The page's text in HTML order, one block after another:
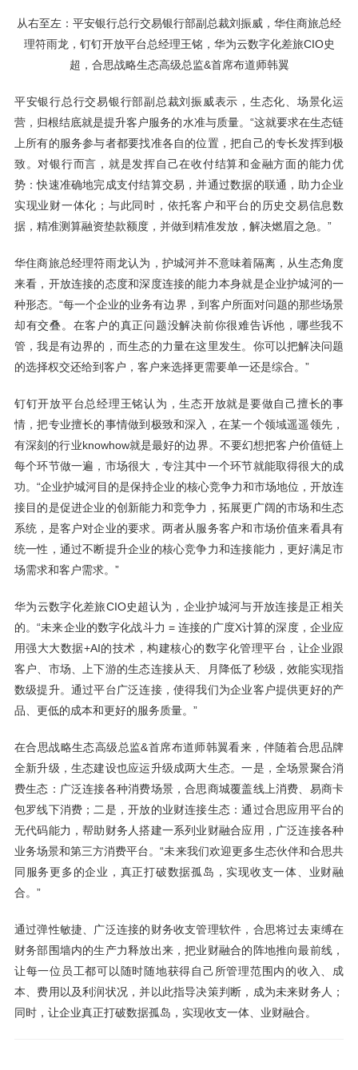
从右至左：平安银行总行交易银行部副总裁刘振威，华住商旅总经
理符雨龙，钉钉开放平台总经理王铭，华为云数字化差旅CIO史
超，合思战略生态高级总监&首席布道师韩翼
平安银行总行交易银行部副总裁刘振威表示，生态化、场景化运
营，归根结底就是提升客户服务的水准与质量。“这就要求在生态链
上所有的服务参与者都要找准各自的位置，把自己的专长发挥到极
致。对银行而言，就是发挥自己在收付结算和金融方面的能力优
势：快速准确地完成支付结算交易，并通过数据的联通，助力企业
实现业财一体化；与此同时，依托客户和平台的历史交易信息数
据，精准测算融资垫款额度，并做到精准发放，解决燃眉之急。”
华住商旅总经理符雨龙认为，护城河并不意味着隔离，从生态角度
来看，开放连接的态度和深度连接的能力本身就是企业护城河的一
种形态。“每一个企业的业务有边界，到客户所面对问题的那些场景
却有交叠。在客户的真正问题没解决前你很难告诉他，哪些我不
管，我是有边界的，而生态的力量在这里发生。你可以把解决问题
的选择权交还给到客户，客户来选择更需要单一还是综合。”
钉钉开放平台总经理王铭认为，生态开放就是要做自己擅长的事
情，把专业擅长的事情做到极致和深入，在某一个领域遥遥领先，
有深刻的行业knowhow就是最好的边界。不要幻想把客户价值链上
每个环节做一遍，市场很大，专注其中一个环节就能取得很大的成
功。“企业护城河目的是保持企业的核心竞争力和市场地位，开放连
接目的是促进企业的创新能力和竞争力，拓展更广阔的市场和生态
系统，是客户对企业的要求。两者从服务客户和市场价值来看具有
统一性，通过不断提升企业的核心竞争力和连接能力，更好满足市
场需求和客户需求。”
华为云数字化差旅CIO史超认为，企业护城河与开放连接是正相关
的。“未来企业的数字化战斗力 = 连接的广度X计算的深度，企业应
用强大大数据+AI的技术，构建核心的数字化管理平台，让企业跟
客户、市场、上下游的生态连接从天、月降低了秒级，效能实现指
数级提升。通过平台广泛连接，使得我们为企业客户提供更好的产
品、更低的成本和更好的服务质量。”
在合思战略生态高级总监&首席布道师韩翼看来，伴随着合思品牌
全新升级，生态建设也应运升级成两大生态。一是，全场景聚合消
费生态：广泛连接各种消费场景，合思商城覆盖线上消费、易商卡
包罗线下消费；二是，开放的业财连接生态：通过合思应用平台的
无代码能力，帮助财务人搭建一系列业财融合应用，广泛连接各种
业务场景和第三方消费平台。“未来我们欢迎更多生态伙伴和合思共
同服务更多的企业，真正打破数据孤岛，实现收支一体、业财融
合。”
通过弹性敏捷、广泛连接的财务收支管理软件，合思将过去束缚在
财务部围墙内的生产力释放出来，把业财融合的阵地推向最前线，
让每一位员工都可以随时随地获得自己所管理范围内的收入、成
本、费用以及利润状况，并以此指导决策判断，成为未来财务人；
同时，让企业真正打破数据孤岛，实现收支一体、业财融合。